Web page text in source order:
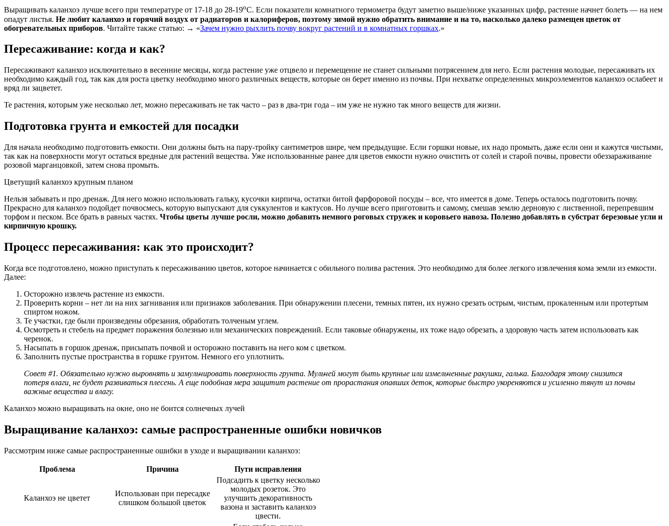
Выращивать каланхоэ лучше всего при температуре от 17-18 до 28-19оС. Если показатели комнатного термометра будут заметно выше/ниже указанных цифр, растение начнет болеть — на нем
опадут листья. Не любит каланхоэ и горячий воздух от радиаторов и калориферов, поэтому зимой нужно обратить внимание и на то, насколько далеко размещен цветок от
обогревательных приборов. Читайте также статью: → «Зачем нужно рыхлить почву вокруг растений и в комнатных горшках.»
Пересаживание: когда и как?
Пересаживают каланхоэ исключительно в весенние месяцы, когда растение уже отцвело и перемещение не станет сильными потрясением для него. Если растения молодые, пересаживать их
необходимо каждый год, так как для роста цветку необходимо много различных веществ, которые он берет именно из почвы. При нехватке определенных микроэлементов каланхоэ ослабеет и
вряд ли зацветет.
Те растения, которым уже несколько лет, можно пересаживать не так часто – раз в два-три года – им уже не нужно так много веществ для жизни.
Подготовка грунта и емкостей для посадки
Для начала необходимо подготовить емкости. Они должны быть на пару-тройку сантиметров шире, чем предыдущие. Если горшки новые, их надо промыть, даже если они и кажутся чистыми,
так как на поверхности могут остаться вредные для растений вещества. Уже использованные ранее для цветов емкости нужно очистить от солей и старой почвы, провести обеззараживание
розовой марганцовкой, затем снова промыть.
Цветущий каланхоэ крупным планом
Нельзя забывать и про дренаж. Для него можно использовать гальку, кусочки кирпича, остатки битой фарфоровой посуды – все, что имеется в доме. Теперь осталось подготовить почву.
Прекрасно для каланхоэ подойдет почвосмесь, которую выпускают для суккулентов и кактусов. Но лучше всего приготовить и самому, смешав землю дерновую с лиственной, перепревшим
торфом и песком. Все брать в равных частях. Чтобы цветы лучше росли, можно добавить немного роговых стружек и коровьего навоза. Полезно добавлять в субстрат березовые угли и
кирпичную крошку.
Процесс пересаживания: как это происходит?
Когда все подготовлено, можно приступать к пересаживанию цветов, которое начинается с обильного полива растения. Это необходимо для более легкого извлечения кома земли из емкости.
Далее:
Осторожно извлечь растение из емкости.
Проверить корни – нет ли на них загнивания или признаков заболевания. При обнаружении плесени, темных пятен, их нужно срезать острым, чистым, прокаленным или протертым
спиртом ножом.
Те участки, где были произведены обрезания, обработать толченым углем.
Осмотреть и стебель на предмет поражения болезнью или механических повреждений. Если таковые обнаружены, их тоже надо обрезать, а здоровую часть затем использовать как
черенок.
Насыпать в горшок дренаж, присыпать почвой и осторожно поставить на него ком с цветком.
Заполнить пустые пространства в горшке грунтом. Немного его уплотнить.
Совет #1. Обязательно нужно выровнять и замульчировать поверхность грунта. Мульчей могут быть крупные или измельченные ракушки, галька. Благодаря этому снизится
потеря влаги, не будет развиваться плесень. А еще подобная мера защитит растение от прорастания опавших деток, которые быстро укореняются и усиленно тянут из почвы
важные вещества и влагу.
Каланхоэ можно выращивать на окне, оно не боится солнечных лучей
Выращивание каланхоэ: самые распространенные ошибки новичков
Рассмотрим ниже самые распространенные ошибки в уходе и выращивании каланхоэ:
Проблема Причина Пути исправления
Каланхоэ не цветет
Использован при пересадке
слишком большой цветок
Подсадить к цветку несколько
молодых розеток. Это
улучшить декоративность
вазона и заставить каланхоэ
цвести.